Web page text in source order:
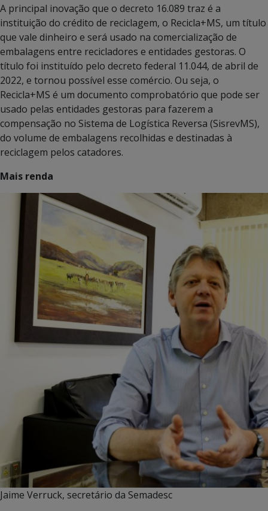
A principal inovação que o decreto 16.089 traz é a
instituição do crédito de reciclagem, o Recicla+MS, um título
que vale dinheiro e será usado na comercialização de
embalagens entre recicladores e entidades gestoras. O
título foi instituído pelo decreto federal 11.044, de abril de
2022, e tornou possível esse comércio. Ou seja, o
Recicla+MS é um documento comprobatório que pode ser
usado pelas entidades gestoras para fazerem a
compensação no Sistema de Logística Reversa (SisrevMS),
do volume de embalagens recolhidas e destinadas à
reciclagem pelos catadores.
Mais renda
Jaime Verruck, secretário da Semadesc